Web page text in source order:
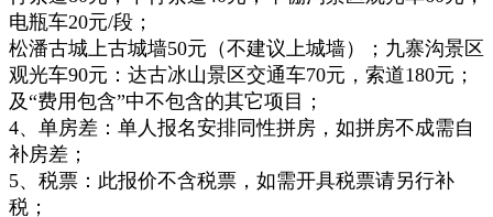
电瓶车20元/段；
松潘古城上古城墙50元（不建议上城墙）； 九寨沟景区
观光车90元： 达古冰山景区交通车70元，索道180元；
及“费用包含”中不包含的其它项目；
4、单房差： 单人报名安排同性拼房， 如拼房不成需自
补房差；
5、税票：此报价不含税票，如需开具税票请另行补
税；